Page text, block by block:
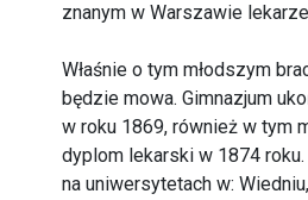
znanym w Warszawie
Właśnie o tym młodszym
będzie mowa. Gimnazjum
w roku 1869, również w tym
dyplom lekarski w 1874 roku.
na uniwersytetach w: